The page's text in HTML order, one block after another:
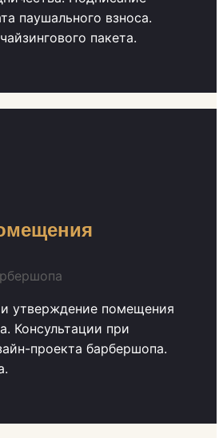
паушального взноса.
пакета.
утверждение помещения
Консультации при
проекта барбершопа.